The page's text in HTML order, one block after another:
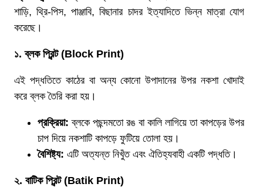
শাড়ি, থ্রি-পিস, পাঞ্জাবি, বিছানার চাদর ইত্যাদিতে ভিন্ন মাত্রা যোগ
করেছে।
১.ব্লক প্রিন্ট(Block Print)
এই পদ্ধতিতে কাঠের বা অন্য কোনো উপাদানের উপর নকশা খোদাই
করে ব্লক তৈরি করা হয়।
প্রক্রিয়া: ব্লকে পছন্দমতো রঙ বা কালি লাগিয়ে তা কাপড়ের উপর
চাপ দিয়ে নকশাটি কাপড়ে ফুটিয়ে তোলা হয়।
বৈশিষ্ট্য: এটি অত্যন্ত নিখুঁত এবং ঐতিহ্যবাহী একটি পদ্ধতি।
২. বাটিক প্রিন্ট(Batik Print)